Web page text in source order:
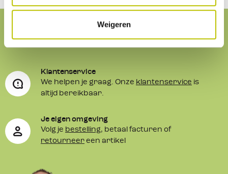
Weigeren
Service& contact
Klantenservice
We helpen je graag. Onze klantenservice is
altijd bereikbaar.
Je eigen omgeving
Volg je bestelling, betaal facturen of
retourneer een artikel